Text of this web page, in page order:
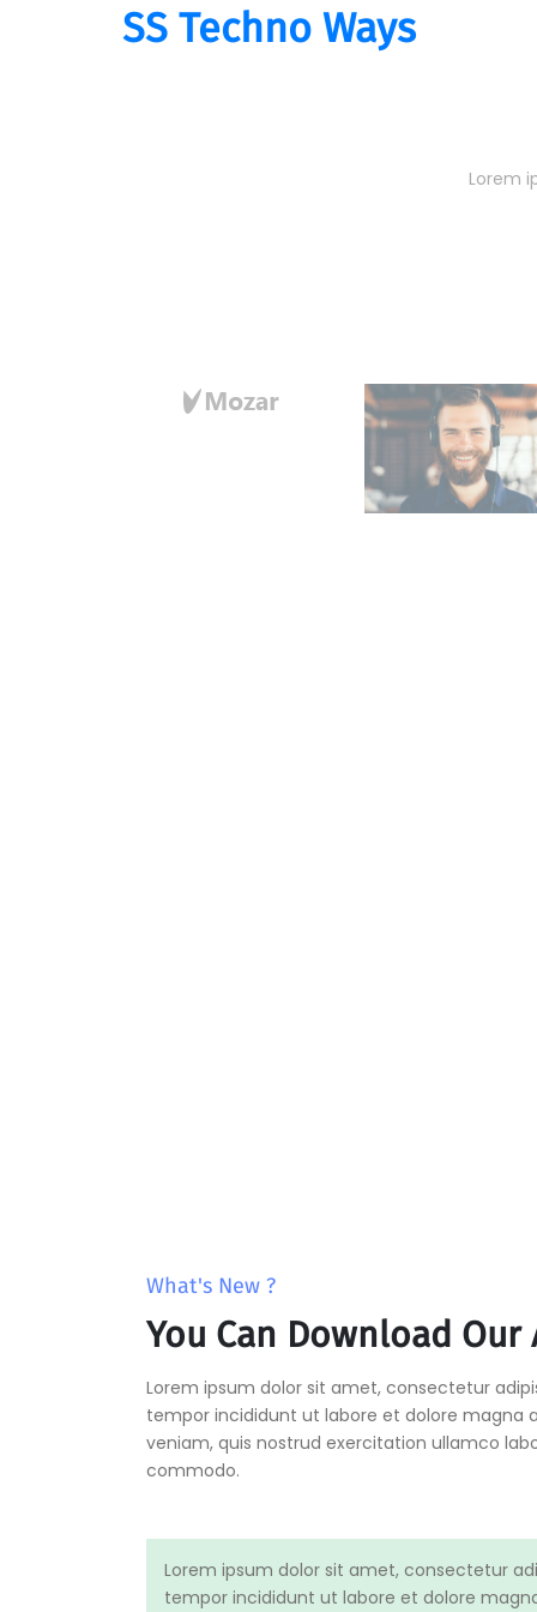
SS Techno Ways
Lorem
What's New ?
You Can Download Our
Lorem ipsum dolor sit amet, consectetur
tempor incididunt ut labore et dolore magna
veniam, quis nostrud exercitation ullamco
commodo.
Lorem ipsum dolor sit amet, consectetur
tempor incididunt ut labore et dolore